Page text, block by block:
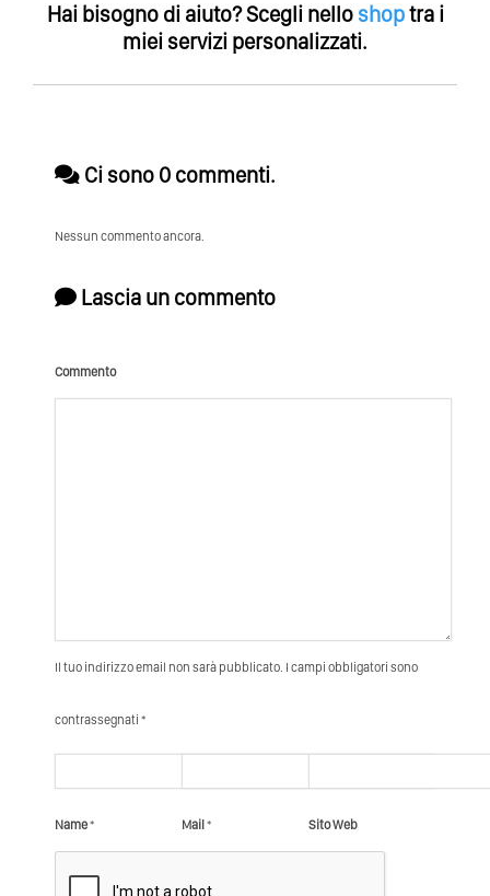
Hai bisogno di aiuto?Scegli nello shoptra i
miei servizi personalizzati.
Ci sono 0 commenti.
Nessun commento ancora.
Lascia un commento
Commento
Il tuo indirizzo email non sarà pubblicato. I campi obbligatori sono
contrassegnati *
Name* Mail * Sito Web